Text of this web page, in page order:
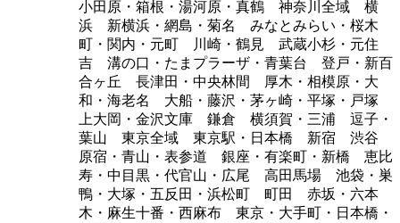
小田原・箱根・湯河原・真鶴 神奈川全域 横
浜 新横浜・網島・菊名 みなとみらい・桜木
町・関内・元町 川崎・鶴見 武蔵小杉・元住
吉 溝の口・たまプラーザ・青葉台 登戸・新百
合ヶ丘 長津田・中央林間 厚木・相模原・大
和・海老名 大船・藤沢・茅ヶ崎・平塚・戸塚
上大岡・金沢文庫 鎌倉 横須賀・三浦 逗子・
葉山 東京全域 東京駅・日本橋 新宿 渋谷
原宿・青山・表参道 銀座・有楽町・新橋 恵比
寿・中目黒・代官山・広尾 高田馬場 池袋・巣
鴨・大塚・五反田・浜松町 町田 赤坂・六本
木・麻生十番・西麻布 東京・大手町・日本橋・